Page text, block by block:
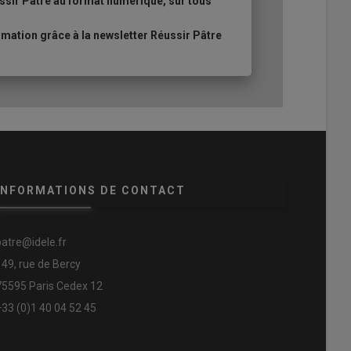
grâce à la newsletter Réussir Pâtre
INFORMATIONS DE CONTACT
rue de Bercy
Paris Cedex 12
(0)1 40 04 52 45